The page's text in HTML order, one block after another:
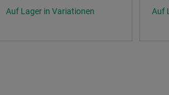
Auf Lager in Variationen Auf